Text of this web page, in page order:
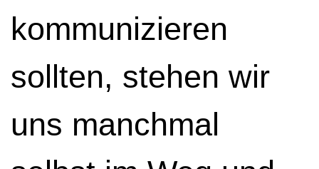
kommunizieren
sollten, stehen wir
uns manchmal